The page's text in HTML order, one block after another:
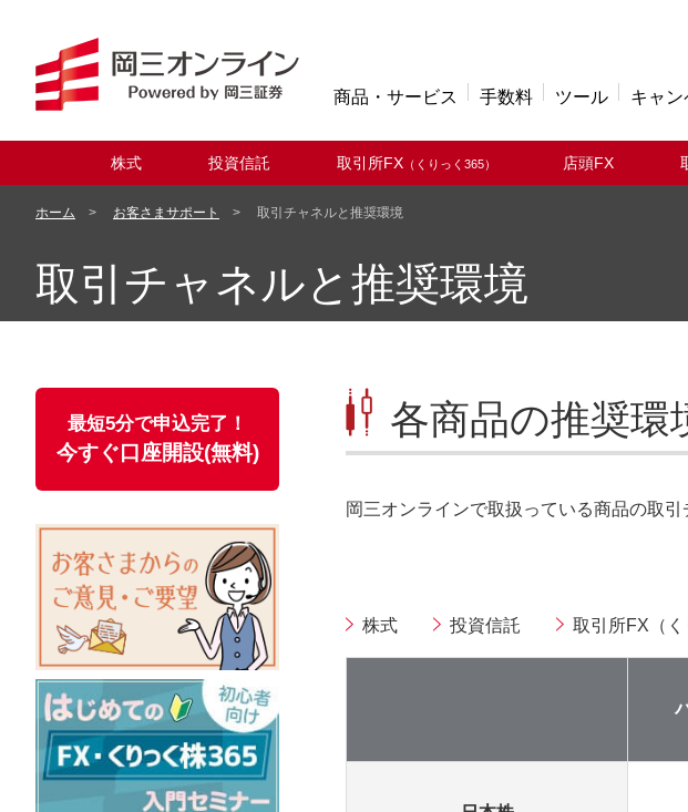
商品・サービス 手数料 ツール キャン
株式 投資信託 取引所FX（くりっく365） 店頭FX
ホーム お客さまサポート 取引チャネルと推奨環境
取引チャネルと推奨環境
各商品の推奨環
岡三オンラインで取扱っている商品の取
株式 投資信託 取引所FX（く
最短5分で申込完了！
今すぐ口座開設(無料)